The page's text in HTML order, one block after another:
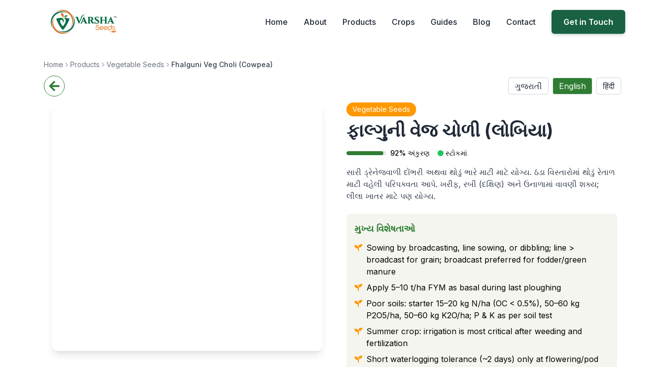
Home About Products Crops Guides Blog Contact Get in Touch
Home Products Vegetable Seeds Fhalguni Veg Choli (Cowpea)
ગુજરાતી English हिंदी
Vegetable Seeds
ફાલ્ગુની વેજ ચોળી (લોબિયા)
92% અંકુરણ સ્ટોકમાં
સારી ડ્રેનેજવાળી દોંભરી અથવા થોડું ભારે માટી માટે યોગ્ય. ઠંડા વિસ્તારોમાં થોડું રેતાળ
માટી વહેલી પરિપક્વતા આપે. ખરીફ, રબી (દક્ષિણ) અને ઉનાળામાં વાવણી શક્ય;
લીલા ખાતર માટે પણ યોગ્ય.
મુખ્ય વિશેષતાઓ
Sowing by broadcasting, line sowing, or dibbling; line >
broadcast for grain; broadcast preferred for fodder/green
manure
Apply 5–10 t/ha FYM as basal during last ploughing
Poor soils: starter 15–20 kg N/ha (OC < 0.5%), 50–60 kg
P2O5/ha, 50–60 kg K2O/ha; P & K as per soil test
Summer crop: irrigation is most critical after weeding and
fertilization
Short waterlogging tolerance (~2 days) only at flowering/pod